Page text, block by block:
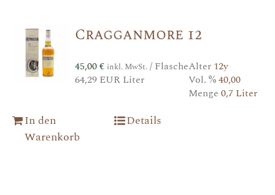
Cragganmore 12
45,00€ inkl. MwSt./ Flasche
64,29 EUR Liter
Alter 12y
Vol. %40,00
Menge 0,7 Liter
In den
Warenkorb
Details